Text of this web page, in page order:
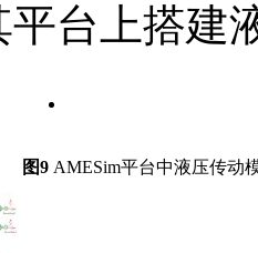
平台上搭建
图9 AMESim平台中液压传动